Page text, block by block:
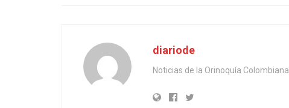
diariode
Noticias de la Orinoquía Colombiana.